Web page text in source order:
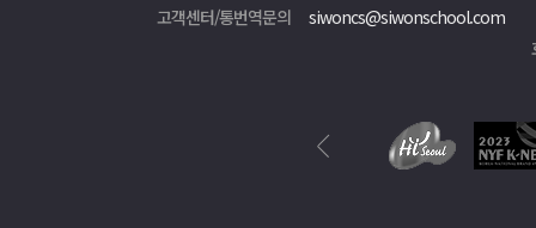
고객센터/통번역문의
siwoncs@siwonschool.com